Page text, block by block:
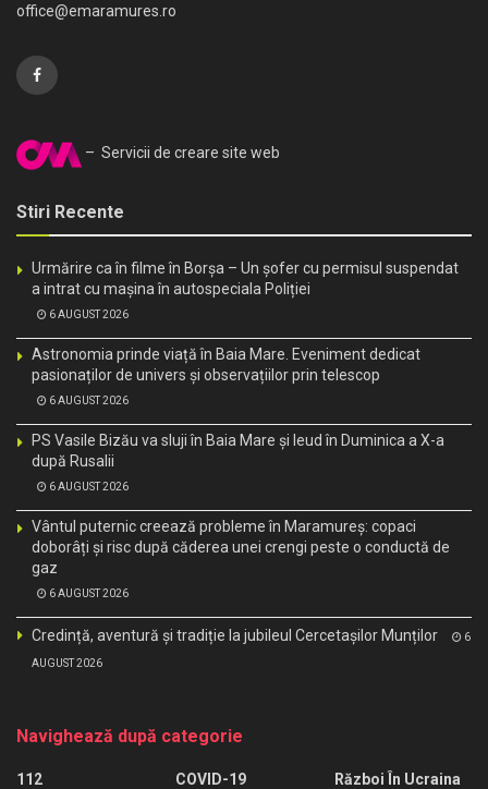
office@emaramures.ro
– Servicii de creare site web
Stiri Recente
Urmărire ca în filme în Borșa – Un șofer cu permisul suspendat
a intrat cu mașina în autospeciala Poliției
6 AUGUST 2026
Astronomia prinde viață în Baia Mare. Eveniment dedicat
pasionaților de univers și observațiilor prin telescop
6 AUGUST 2026
PS Vasile Bizău va sluji în Baia Mare și Ieud în Duminica a X-a
după Rusalii
6 AUGUST 2026
Vântul puternic creează probleme în Maramureș: copaci
doborâți și risc după căderea unei crengi peste o conductă de
gaz
6 AUGUST 2026
Credință, aventură și tradiție la jubileul Cercetașilor Munților 6
AUGUST 2026
Navighează după categorie
112
COVID-19
Război În Ucraina